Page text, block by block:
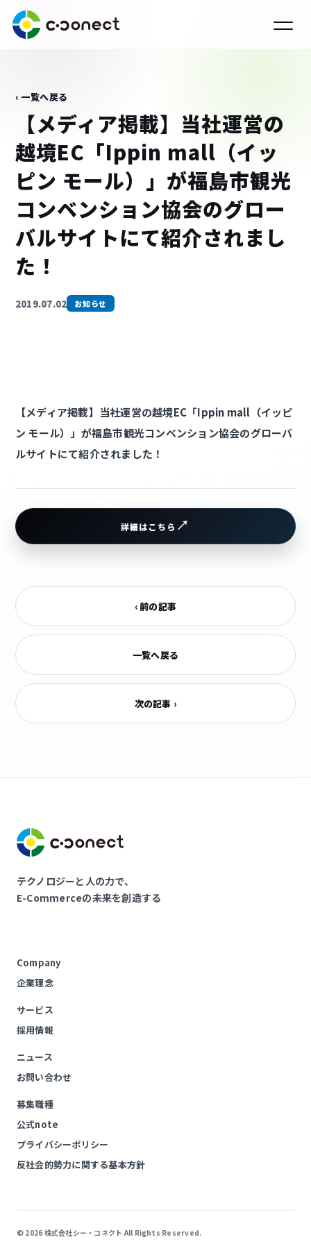
‹ 一覧へ戻る
【メディア掲載】当社運営の
越境EC「Ippin mall（イッ
ピン モール）」が福島市観光
コンベンション協会のグロー
バルサイトにて紹介されまし
た！
2019.07.02 お知らせ
【メディア掲載】当社運営の越境EC「Ippin mall（イッピ
ン モール）」が福島市観光コンベンション協会のグローバ
ルサイトにて紹介されました！
詳細はこちら
‹ 前の記事
一覧へ戻る
次の記事 ›
テクノロジーと人の力で、
E-Commerceの未来を創造する
Company
企業理念
サービス
採用情報
ニュース
お問い合わせ
募集職種
公式note
プライバシーポリシー
反社会的勢力に関する基本方針
© 2026 株式会社シー・コネクト All Rights Reserved.